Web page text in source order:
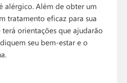
alérgico. Além de obter um
tratamento eficaz para sua
orientações que ajudarão
seu bem-estar e o